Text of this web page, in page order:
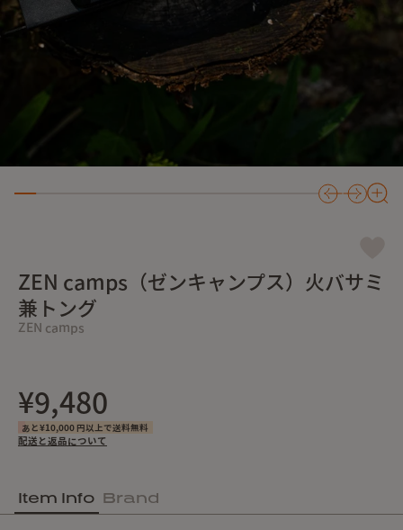
ZEN camps（ゼンキャンプス）火バサミ
兼トング
ZEN camps
¥9,480
あと¥10,000 円以上で送料無料
配送と返品について
Item Info Brand